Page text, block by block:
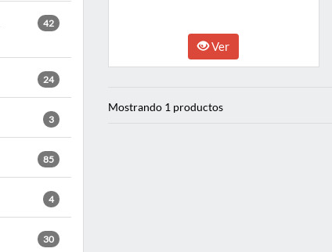
42
24
3
85
4
30
Ver
Mostrando 1 productos